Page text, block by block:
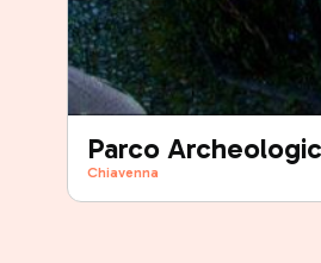
Parco
Chiavenna